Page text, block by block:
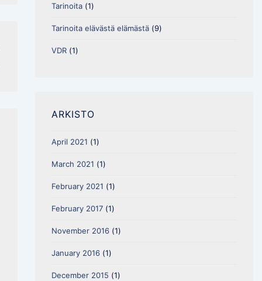
Tarinoita(1)
Tarinoita elävästä elämästä(9)
VDR(1)
ARKISTO
April 2021 (1)
March 2021 (1)
February 2021 (1)
February 2017(1)
November 2016(1)
January 2016(1)
December 2015 (1)